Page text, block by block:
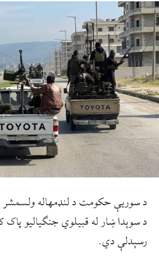
د سوریې حکومت د لنډمهاله ولسمشر
د سوېدا ښار له قبیلوي جنګیالیو
رسېدلې دي.